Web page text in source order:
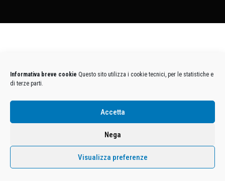
Informativa breve cookie Questo sito utilizza i cookie tecnici, per le statistiche e
di terze parti.
Accetta
Nega
Visualizza preferenze